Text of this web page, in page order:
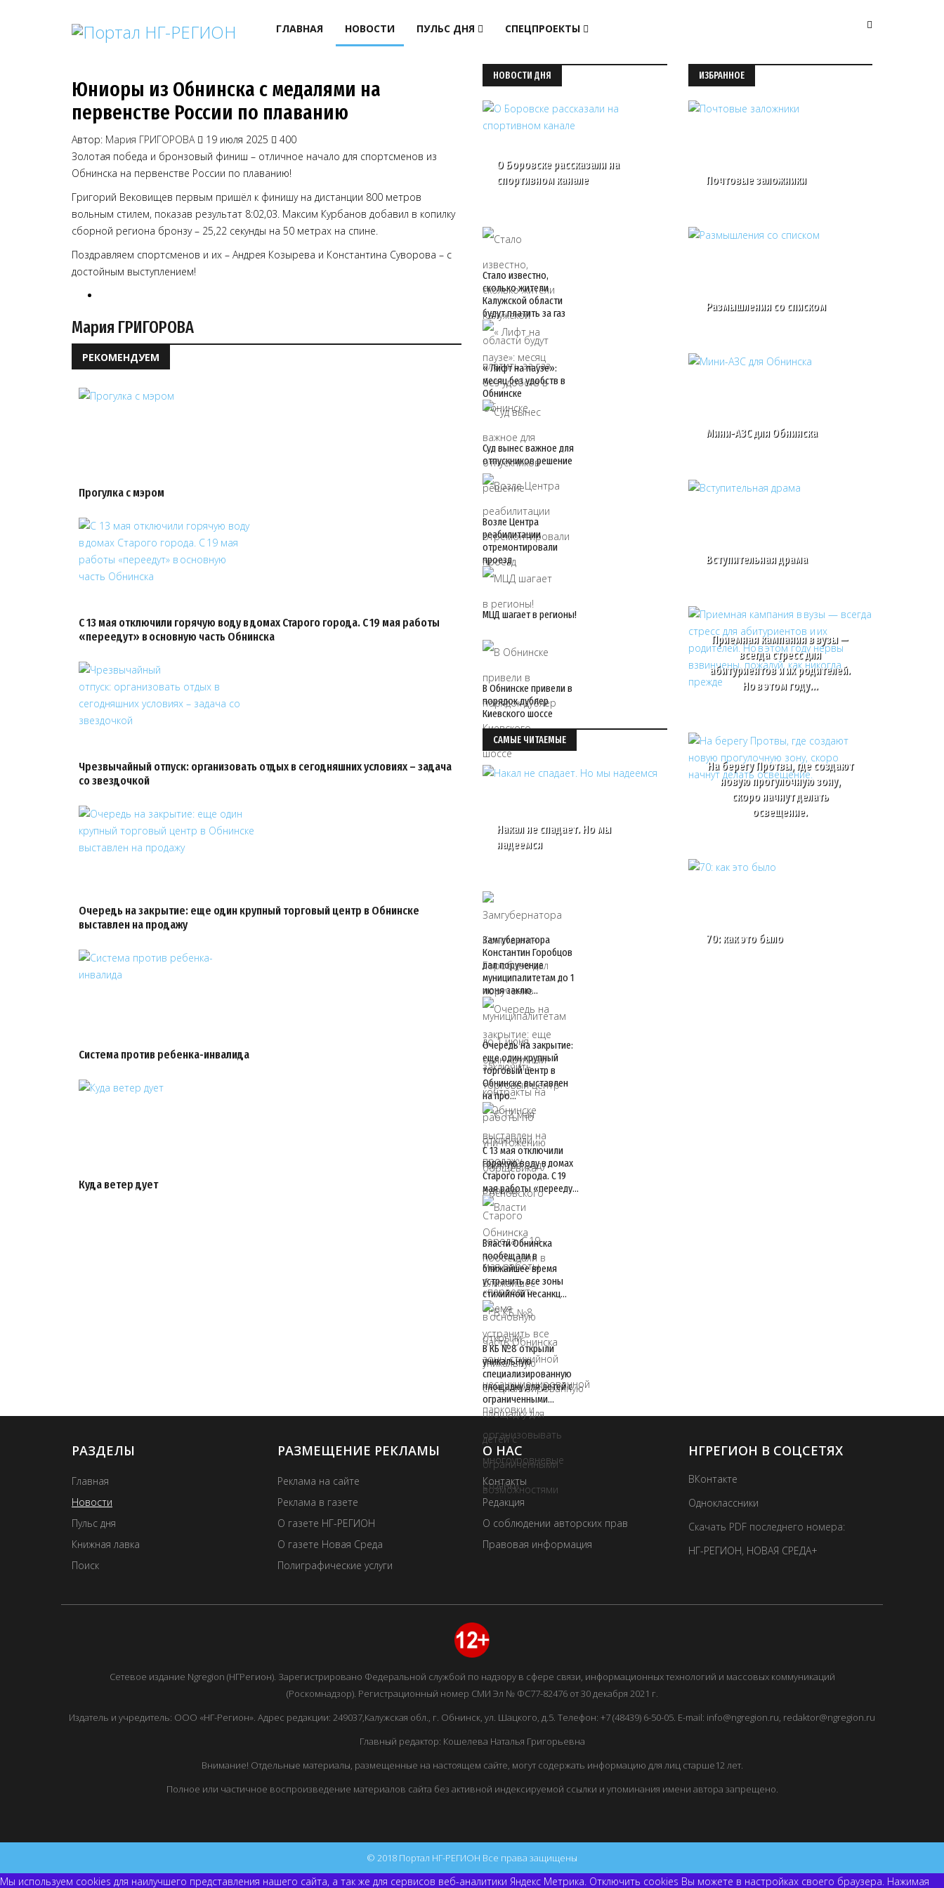
ГЛАВНАЯ НОВОСТИ ПУЛЬС ДНЯ СПЕЦПРОЕКТЫ
Юниоры из Обнинска с медалями на
первенстве России по плаванию
Автор: Мария ГРИГОРОВА 19 июля 2025
400
Золотая победа и бронзовый финиш – отличное начало для спортсменов из
Обнинска на первенстве России по плаванию!
Григорий Вековищев первым пришёл к финишу на дистанции 800 метров
вольным стилем, показав результат 8:02,03. Максим Курбанов добавил в копилку
сборной региона бронзу – 25,22 секунды на 50 метрах на спине.
Поздравляем спортсменов и их – Андрея Козырева и Константина Суворова – с
достойным выступлением!
Мария ГРИГОРОВА
РЕКОМЕНДУЕМ
Прогулка с мэром
С 13 мая отключили горячую воду в домах Старого города. С 19 мая работы
«переедут» в основную часть Обнинска
Чрезвычайный отпуск: организовать отдых в сегодняшних условиях – задача
со звездочкой
Очередь на закрытие: еще один крупный торговый центр в Обнинске
выставлен на продажу
Система против ребенка-инвалида
Куда ветер дует
НОВОСТИ ДНЯ
О Боровске рассказали на
спортивном канале
Стало известно,
сколько жители
Калужской области
будут платить за газ
« Лифт на паузе»:
месяц без удобств в
Обнинске
Суд вынес важное для
отпускников решение
Возле Центра
реабилитации
отремонтировали
проезд
МЦД шагает в регионы!
В Обнинске привели в
порядок дублер
Киевского шоссе
САМЫЕ ЧИТАЕМЫЕ
Накал не спадает. Но мы
надеемся
Замгубернатора
Константин Горобцов
дал поручение
муниципалитетам до 1
июня заклю…
Очередь на закрытие:
еще один крупный
торговый центр в
Обнинске выставлен
на про…
С 13 мая отключили
горячую воду в домах
Старого города. С 19
мая работы «перееду…
Власти Обнинска
пообещали в
ближайшее время
устранить все зоны
стихийной несанкц…
В КБ №8 открыли
уникальную
специализированную
площадку для детей с
ограниченными…
ИЗБРАННОЕ
Почтовые заложники
Размышления со списком
Мини-АЗС для Обнинска
Вступительная драма
Приемная кампания в вузы —
всегда стресс для
абитуриентов и их родителей.
Но в этом году…
На берегу Протвы, где создают
новую прогулочную зону,
скоро начнут делать
освещение.
70: как это было
РАЗДЕЛЫ
Главная
Новости
Пульс дня
Книжная лавка
Поиск
РАЗМЕЩЕНИЕ РЕКЛАМЫ
Реклама на сайте
Реклама в газете
О газете НГ-РЕГИОН
О газете Новая Среда
Полиграфические услуги
О НАС
Контакты
Редакция
О соблюдении авторских прав
Правовая информация
НГРЕГИОН В СОЦСЕТЯХ
ВКонтакте
Одноклассники
Скачать PDF последнего номера:
НГ-РЕГИОН, НОВАЯ СРЕДА+
Сетевое издание Ngregion (НГРегион). Зарегистрировано Федеральной службой по надзору в сфере связи, информационных технологий и массовых коммуникаций
(Роскомнадзор). Регистрационный номер СМИ Эл № ФС77-82476 от 30 декабря 2021 г.
Издатель и учредитель: ООО «НГ-Регион». Адрес редакции: 249037,Калужская обл., г. Обнинск, ул. Шацкого, д.5. Телефон: +7 (48439) 6-50-05. E-mail: info@ngregion.ru, redaktor@ngregion.ru
Главный редактор: Кошелева Наталья Григорьевна
Внимание! Отдельные материалы, размещенные на настоящем сайте, могут содержать информацию для лиц старше12 лет.
Полное или частичное воспроизведение материалов сайта без активной индексируемой ссылки и упоминания имени автора запрещено.
© 2018 Портал НГ-РЕГИОН Все права защищены
Мы используем cookies для наилучшего представления нашего сайта, а так же для сервисов веб-аналитики Яндекс Метрика. Отключить cookies Вы можете в настройках своего браузера. Нажимая